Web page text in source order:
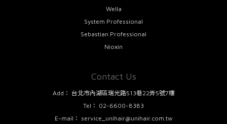
Wella
System Professional
Sebastian Professional
Nioxin
Contact Us
Add： 台北市內湖區瑞光路513巷22弄5號7樓
Tel： 02-6600-8383
E-mail： service_unihair@unihair.com.tw